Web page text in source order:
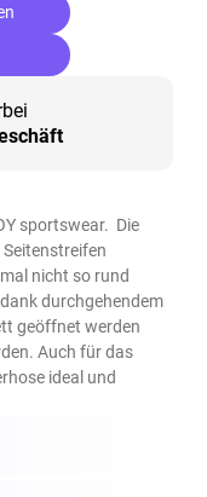
sportswear. Die
nicht so rund
durchgehendem
geöffnet werden
Auch für das
ideal und